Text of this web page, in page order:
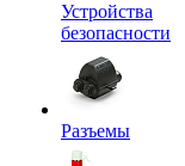
Устройства
безопасности
Разъемы